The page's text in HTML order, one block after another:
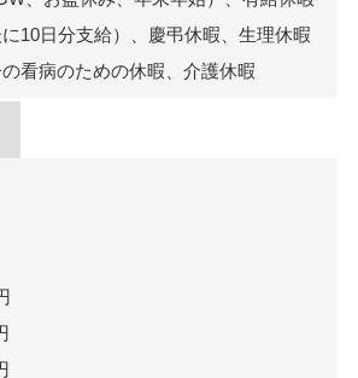
に10日分支給）、慶弔休暇、生理休暇
看病のための休暇、介護休暇